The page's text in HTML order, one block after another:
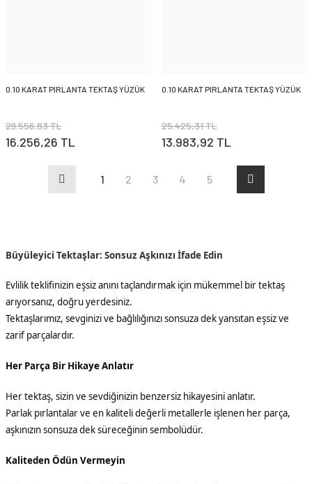
0.10 KARAT PIRLANTA TEKTAŞ YÜZÜK
29.556,83 TL
16.256,26 TL
0.10 KARAT PIRLANTA TEKTAŞ YÜZÜK
25.425,31 TL
13.983,92 TL
1 2 3 4 5
Büyüleyici Tektaşlar: Sonsuz Aşkınızı İfade Edin
Evlilik teklifinizin eşsiz anını taçlandırmak için mükemmel bir tektaş
arıyorsanız, doğru yerdesiniz.
Tektaşlarımız, sevginizi ve bağlılığınızı sonsuza dek yansıtan eşsiz ve
zarif parçalardır.
Her Parça Bir Hikaye Anlatır
Her tektaş, sizin ve sevdiğinizin benzersiz hikayesini anlatır.
Parlak pırlantalar ve en kaliteli değerli metallerle işlenen her parça,
aşkınızın sonsuza dek süreceğinin sembolüdür.
Kaliteden Ödün Vermeyin